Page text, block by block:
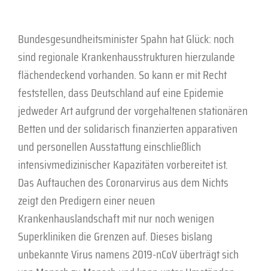
Bundesgesundheitsminister Spahn hat Glück: noch
sind regionale Krankenhausstrukturen hierzulande
flächendeckend vorhanden. So kann er mit Recht
feststellen, dass Deutschland auf eine Epidemie
jedweder Art aufgrund der vorgehaltenen stationären
Betten und der solidarisch finanzierten apparativen
und personellen Ausstattung einschließlich
intensivmedizinischer Kapazitäten vorbereitet ist.
Das Auftauchen des Coronarvirus aus dem Nichts
zeigt den Predigern einer neuen
Krankenhauslandschaft mit nur noch wenigen
Superkliniken die Grenzen auf. Dieses bislang
unbekannte Virus namens 2019-nCoV überträgt sich